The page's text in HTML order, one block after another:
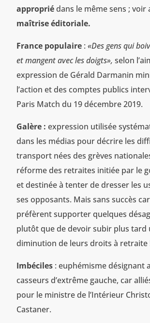
appropriédans le même sens ; voir
maîtrise éditoriale.
France populaire: «Des gens qui
et mangent avec les doigts», selon
expression de Gérald Darmanin
l’action et des comptes publics
Paris Match du 19 décembre 2019.
Galère : expression utilisée
dans les médias pour décrire les
transport nées des grèves
réforme des retraites initiée par le
et destinée à tenter de dresser les
ses opposants. Mais sans succès
préfèrent supporter quelques
plutôt que de devoir subir plus tard
diminution de leurs droits à retraite
Imbéciles: euphémisme désignant
casseurs d’extrême gauche, car
pour le ministre de l’Intérieur
Castaner.